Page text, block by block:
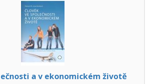
a v ekonomickém životě